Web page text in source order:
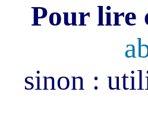
Pour lire
sinon :